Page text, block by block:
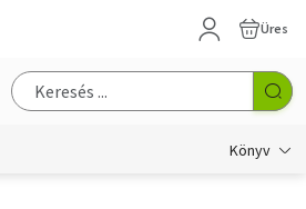
Üres
Könyv